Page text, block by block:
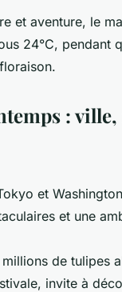
et aventure, le
24°C, pendant
: ville,
et
et une
de tulipes
invite à